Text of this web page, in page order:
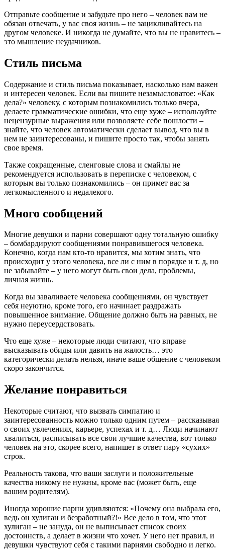
Отправьте сообщение и забудьте про него – человек вам не
обязан отвечать, у вас своя жизнь – не зацикливайтесь на
другом человеке. И никогда не думайте, что вы не нравитесь –
это мышление неудачников.
Стиль письма
Содержание и стиль письма показывает, насколько нам важен
и интересен человек. Если вы пишите незамысловатое: «Как
дела?» человеку, с которым познакомились только вчера,
делаете грамматические ошибки, что еще хуже – используйте
нецензурные выражения или позволяете себе пошлости –
знайте, что человек автоматически сделает вывод, что вы в
нем не заинтересованы, и пишите просто так, чтобы занять
свое время.
Также сокращенные, сленговые слова и смайлы не
рекомендуется использовать в переписке с человеком, с
которым вы только познакомились – он примет вас за
легкомысленного и недалекого.
Много сообщений
Многие девушки и парни совершают одну тотальную ошибку
– бомбардируют сообщениями понравившегося человека.
Конечно, когда нам кто-то нравится, мы хотим знать, что
происходит у этого человека, все ли с ним в порядке и т. д, но
не забывайте – у него могут быть свои дела, проблемы,
личная жизнь.
Когда вы заваливаете человека сообщениями, он чувствует
себя неуютно, кроме того, его начинает раздражать
повышенное внимание. Общение должно быть на равных, не
нужно переусердствовать.
Что еще хуже – некоторые люди считают, что вправе
высказывать обиды или давить на жалость… это
категорически делать нельзя, иначе ваше общение с человеком
скоро закончится.
Желание понравиться
Некоторые считают, что вызвать симпатию и
заинтересованность можно только одним путем – рассказывая
о своих увлечениях, карьере, успехах и т. д… Люди начинают
хвалиться, расписывать все свои лучшие качества, вот только
человек на это, скорее всего, напишет в ответ пару «сухих»
строк.
Реальность такова, что ваши заслуги и положительные
качества никому не нужны, кроме вас (может быть, еще
вашим родителям).
Иногда хорошие парни удивляются: «Почему она выбрала его,
ведь он хулиган и безработный?!» Все дело в том, что этот
хулиган – не зануда, он не выписывает список своих
достоинств, а делает в жизни что хочет. У него нет правил, и
девушки чувствуют себя с такими парнями свободно и легко.